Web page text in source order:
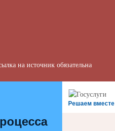
на источник обязательна
Решаем вместе